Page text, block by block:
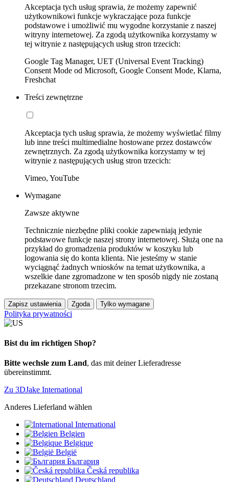
Akceptacja tych usług sprawia, że możemy zapewnić
użytkownikowi funkcje wykraczające poza funkcje
podstawowe i umożliwić mu wygodne korzystanie z naszej
witryny internetowej. Za zgodą użytkownika korzystamy w
tej witrynie z następujących usług stron trzecich:
Google Tag Manager, UET (Universal Event Tracking)
Consent Mode od Microsoft, Google Consent Mode, Klarna,
Freshchat
Treści zewnętrzne
Akceptacja tych usług sprawia, że możemy wyświetlać filmy
lub inne treści multimedialne hostowane przez dostawców
zewnętrznych. Za zgodą użytkownika korzystamy w tej
witrynie z następujących usług stron trzecich:
Vimeo, YouTube
Wymagane
Zawsze aktywne
Technicznie niezbędne pliki cookie zapewniają jedynie
podstawowe funkcje naszej strony internetowej. Służą one na
przykład do gromadzenia produktów w koszyku lub
logowania się do konta klienta. Nie jesteśmy w stanie
wyciągnąć żadnych wniosków na temat użytkownika, a
wszelkie dane zgromadzone w ten sposób nigdy nie zostaną
przekazane stronom trzecim.
Zapisz ustawienia Zgoda Tylko wymagane
Polityka prywatności
Bist du im richtigen Shop?
Bitte wechsle zum Land, das mit deiner Lieferadresse
übereinstimmt.
Zu 3DJake International
Anderes Lieferland wählen
International
Belgien
Belgique
België
България
Česká republika
Deutschland